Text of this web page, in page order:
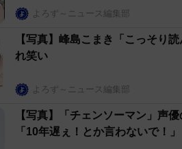
よろず～ニュース編集部
【写真】峰島こまき「こっそり
れ笑い
よろず～ニュース編集部
【写真】「チェンソーマン」声
「10年遅ぇ！とか言わないで！」